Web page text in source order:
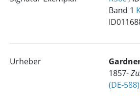
Band 1
Urheber
1857-
(DE-